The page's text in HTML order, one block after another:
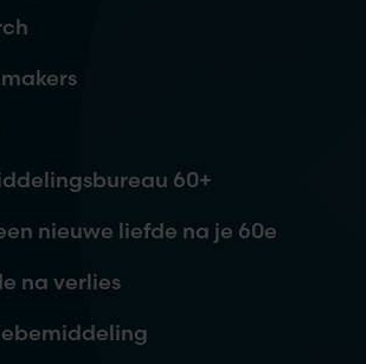
60+
nieuwe liefde na je 60e
na verlies